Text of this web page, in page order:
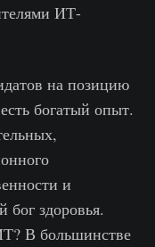
ИТ-
на позицию
богатый опыт.
и
бог здоровья.
В большинстве